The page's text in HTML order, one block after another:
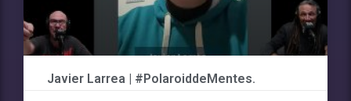
Javier Larrea | #PolaroiddeMentes.